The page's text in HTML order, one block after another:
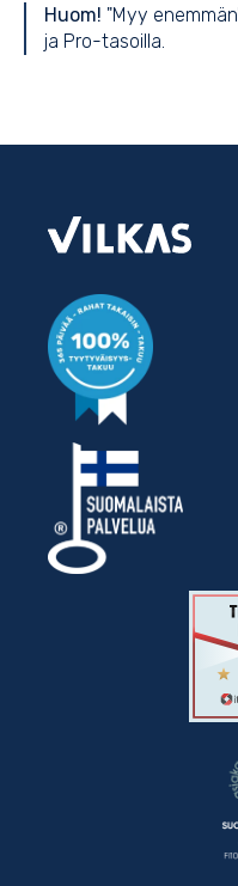
Huom! "Myy
ja Pro-tasoilla.